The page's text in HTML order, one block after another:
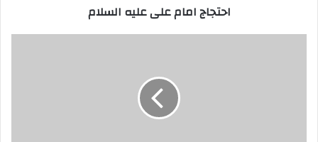
احتجاج امام علی علیه السلام